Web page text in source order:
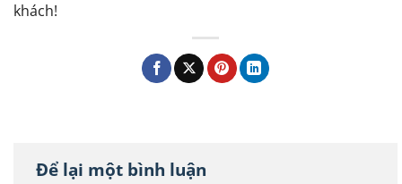
khách!
Để lại một bình luận